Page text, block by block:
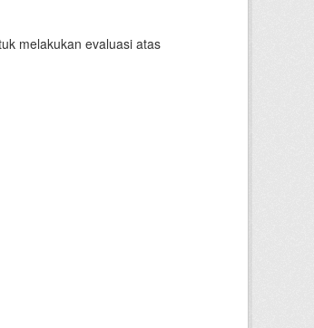
melakukan evaluasi atas